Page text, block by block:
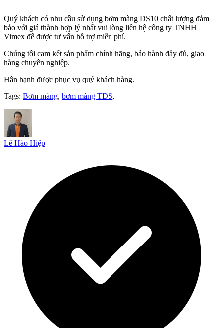
Quý khách có nhu cầu sử dụng bơm màng DS10 chất lượng đảm
bảo với giá thành hợp lý nhất vui lòng liên hệ công ty TNHH
Vimex để được tư vấn hỗ trợ miễn phí.
Chúng tôi cam kết sản phẩm chính hãng, bảo hành đầy đủ, giao
hàng chuyên nghiệp.
Hân hạnh được phục vụ quý khách hàng.
Tags: Bơm màng, bơm màng TDS,
Lê Hào Hiệp